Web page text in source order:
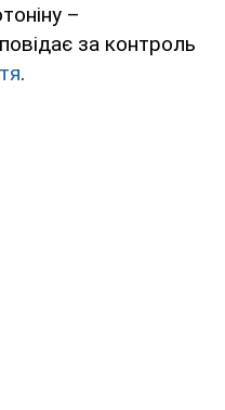
–
за контроль
.